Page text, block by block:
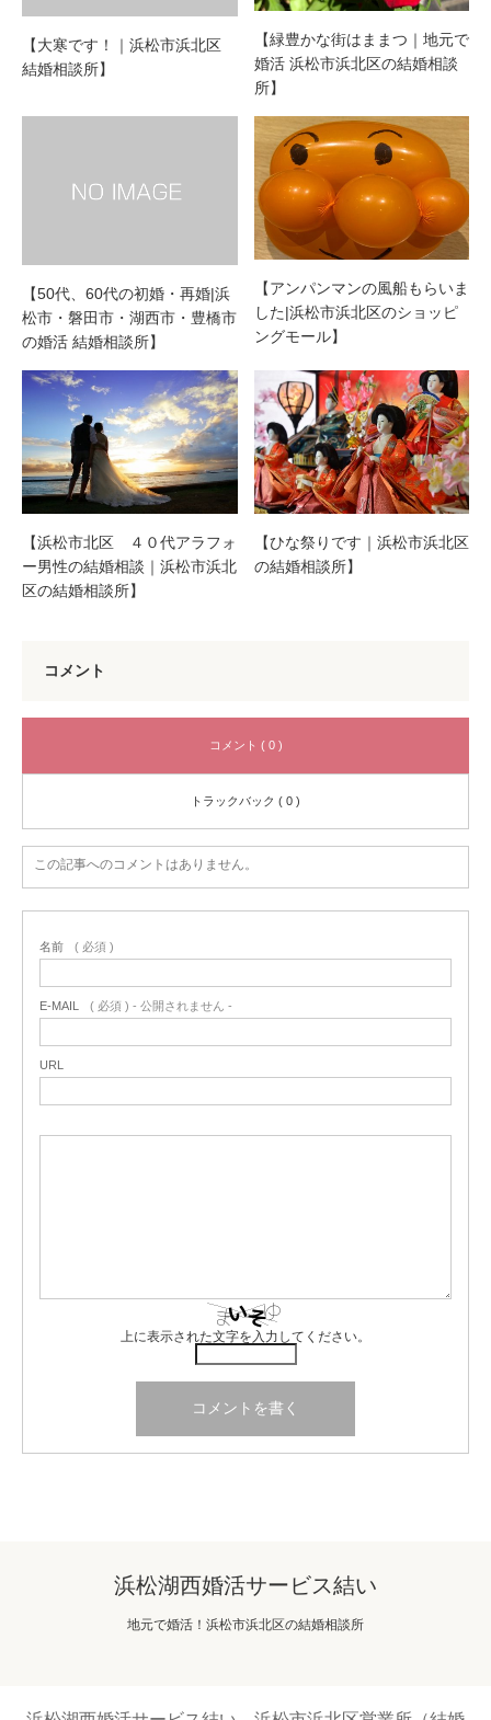
【大寒です！｜浜松市浜北区
結婚相談所】
【緑豊かな街はままつ｜地元で
婚活 浜松市浜北区の結婚相談
所】
【50代、60代の初婚・再婚|浜
松市・磐田市・湖西市・豊橋市
の婚活 結婚相談所】
【アンパンマンの風船もらいま
した|浜松市浜北区のショッピ
ングモール】
【浜松市北区 ４０代アラフォ
ー男性の結婚相談｜浜松市浜北
区の結婚相談所】
【ひな祭りです｜浜松市浜北区
の結婚相談所】
コメント
コメント ( 0 )
トラックバック ( 0 )
この記事へのコメントはありません。
名前 ( 必須 )
E-MAIL ( 必須 ) - 公開されません -
URL
上に表示された文字を入力してください。
浜松湖西婚活サービス結い
地元で婚活！浜松市浜北区の結婚相談所